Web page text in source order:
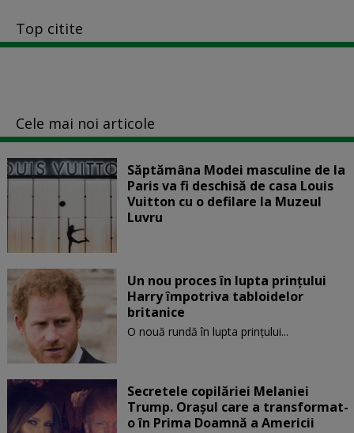
Top citite
Cele mai noi articole
Săptămâna Modei masculine de la
Paris va fi deschisă de casa Louis
Vuitton cu o defilare la Muzeul
Luvru
Un nou proces în lupta prinţului
Harry împotriva tabloidelor
britanice
O nouă rundă în lupta prinţului...
Secretele copilăriei Melaniei
Trump. Orașul care a transformat-
o în Prima Doamnă a Americii